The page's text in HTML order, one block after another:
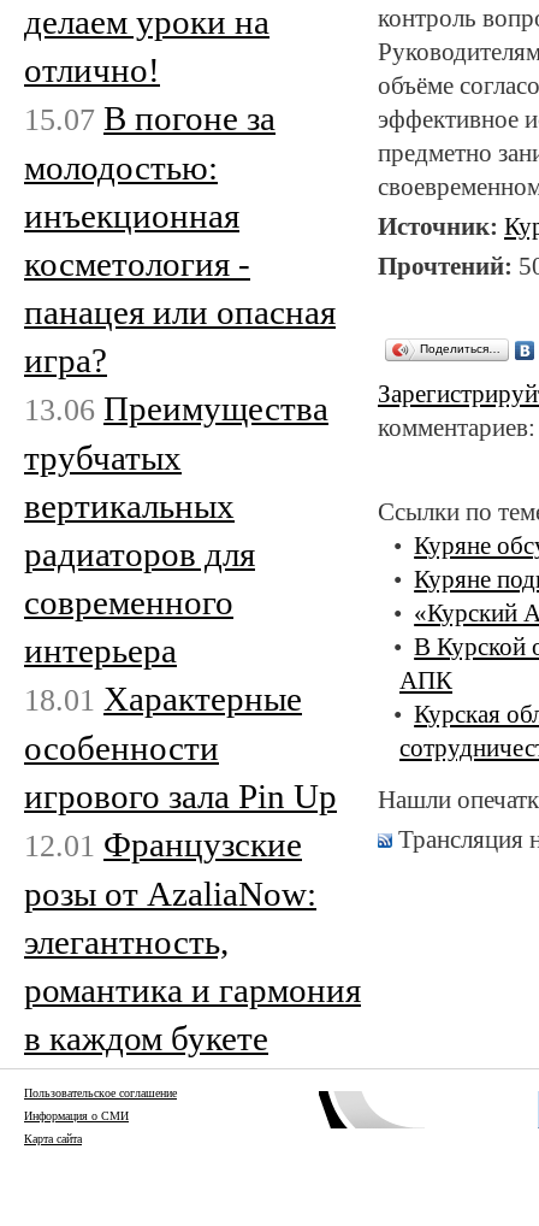
контроль
объёме
эффективное
предметно
Источник:
Прочтений:
Поделиться…
Ссылки по
Куряне
Куряне
«Курский
В Курской
АПК
Курская
Нашли
Трансляция
делаем уроки на
отлично!
15.07 В погоне за
молодостью:
инъекционная
косметология -
панацея или опасная
игра?
13.06 Преимущества
трубчатых
вертикальных
радиаторов для
современного
интерьера
18.01 Характерные
особенности
игрового зала Pin Up
12.01 Французские
розы от AzaliaNow:
элегантность,
романтика и гармония
в каждом букете
Пользовательское соглашение
Информация о СМИ
Карта сайта